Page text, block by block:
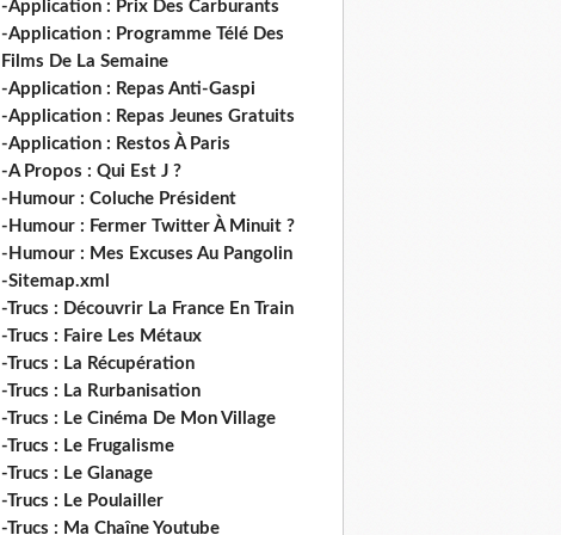
-Application : Prix Des Carburants
-Application : Programme Télé Des
Films De La Semaine
-Application : Repas Anti-Gaspi
-Application : Repas Jeunes Gratuits
-Application : Restos À Paris
-A Propos : Qui Est J ?
-Humour : Coluche Président
-Humour : Fermer Twitter À Minuit ?
-Humour : Mes Excuses Au Pangolin
-Sitemap.xml
-Trucs : Découvrir La France En Train
-Trucs : Faire Les Métaux
-Trucs : La Récupération
-Trucs : La Rurbanisation
-Trucs : Le Cinéma De Mon Village
-Trucs : Le Frugalisme
-Trucs : Le Glanage
-Trucs : Le Poulailler
-Trucs : Ma Chaîne Youtube